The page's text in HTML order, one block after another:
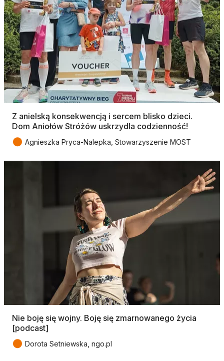
Z anielską konsekwencją i sercem blisko dzieci.
Dom Aniołów Stróżów uskrzydla codzienność!
● Agnieszka Pryca-Nalepka, Stowarzyszenie MOST
Nie boję się wojny. Boję się zmarnowanego życia
[podcast]
● Dorota Setniewska, ngo.pl